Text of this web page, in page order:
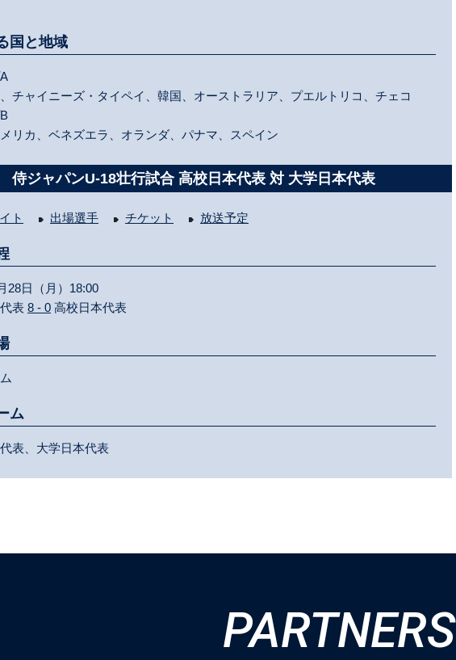
国と地域
チャイニーズ・タイペイ、韓国、オーストラリア、プエルトリコ、チェコ
リカ、ベネズエラ、オランダ、パナマ、スペイン
侍ジャパンU-18壮行試合 高校日本代表 対 大学日本代表
ト 出場選手 チケット 放送予定
28日（月）18:00
表 8 - 0 高校日本代表
ム
表、大学日本代表
PARTNERS